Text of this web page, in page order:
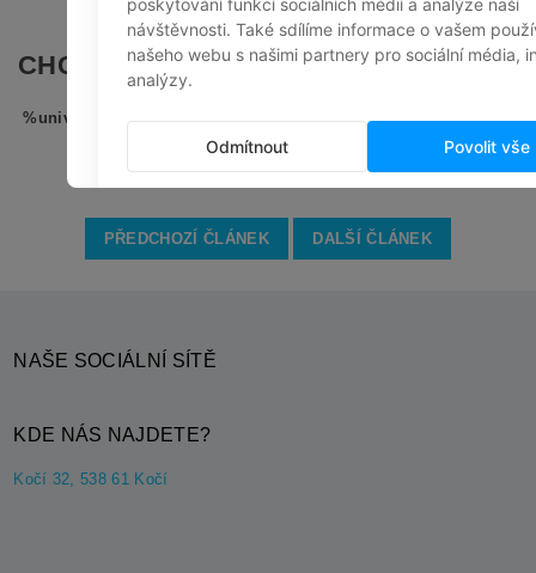
CHCETE PORADIT? NAPIŠTE NÁM.
%universal_form%
PŘEDCHOZÍ ČLÁNEK DALŠÍ ČLÁNEK
NAŠE SOCIÁLNÍ SÍTĚ
KDE NÁS NAJDETE?
Kočí 32, 538 61 Kočí